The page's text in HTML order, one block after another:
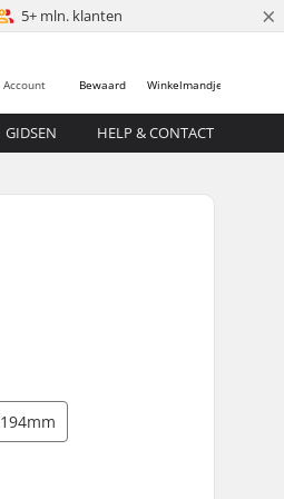
5+ mln. klanten ×
Winkelmandje
Bewaard
Account
GIDSEN HELP & CONTACT
194mm